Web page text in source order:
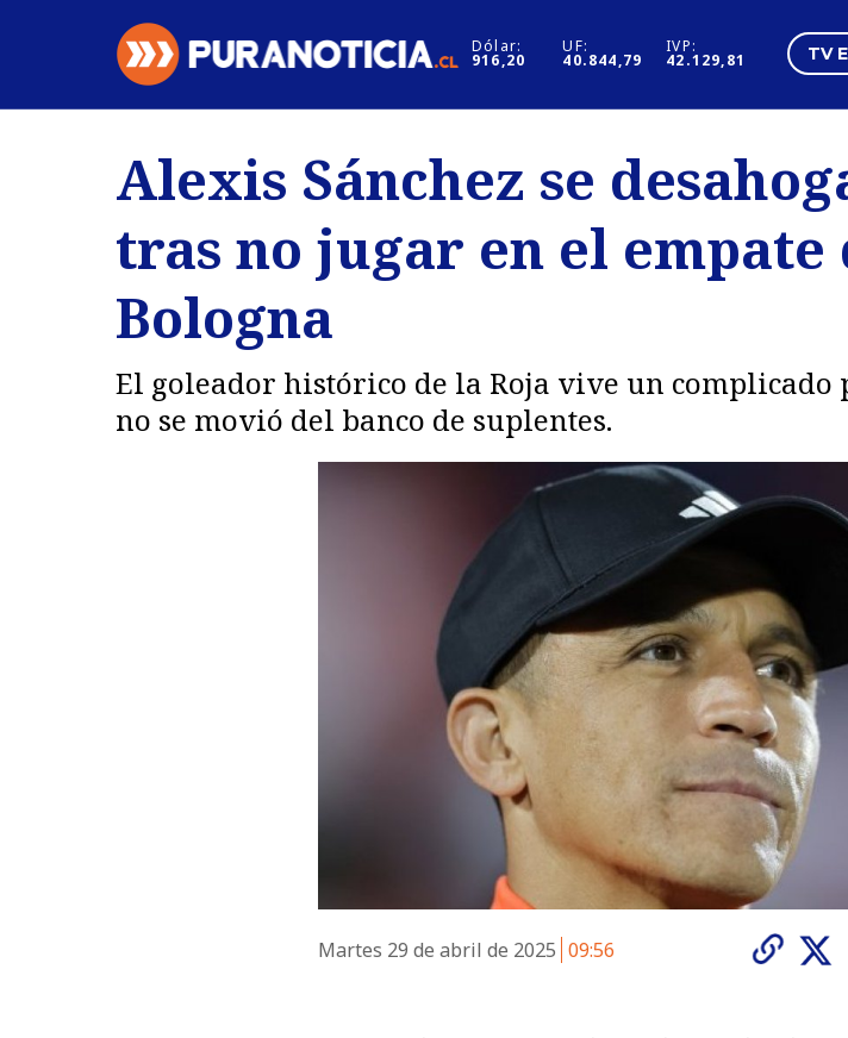
Dólar:
916,20
UF:
40.844,79
IVP:
42.129,81 TV
Regiones
Deportes
Internacional
Motores
Negocios
Pura Mujer
Alexis Sánchez se
tras no jugar en el empate
Bologna
El goleador histórico de la Roja vive un
no se movió del banco de suplentes.
Martes 29 de abril de 2025 09:56